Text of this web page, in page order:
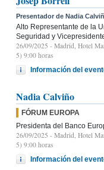
Presentador de Nadia
Alto Representante de la
Seguridad y
26/09/2025 - Madrid, Hotel
5) 9:00 horas
Información del
Nadia Calviño
FÓRUM EUROPA
Presidenta del Banco
26/09/2025 - Madrid, Hotel
5) 9:00 horas
Información del